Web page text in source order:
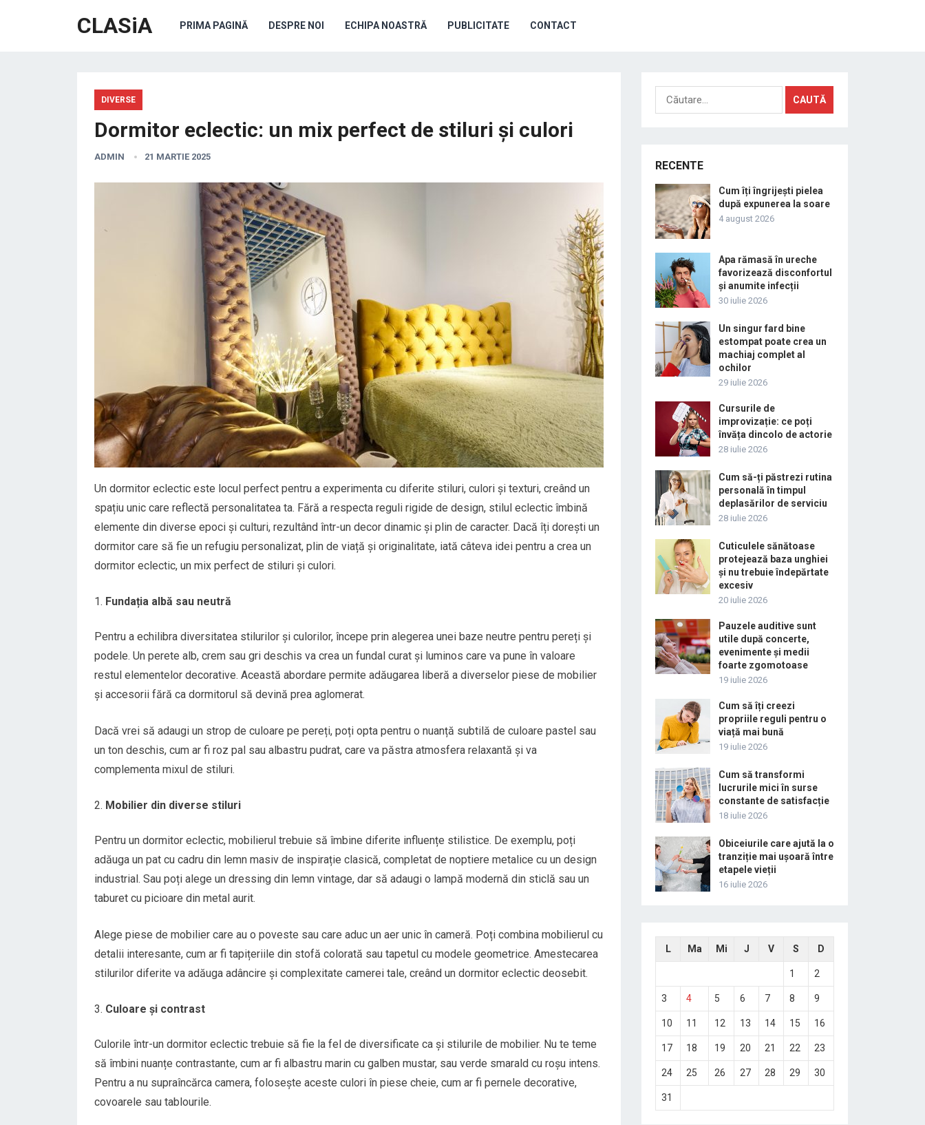
CLASiA PRIMA PAGINĂ DESPRE NOI ECHIPA NOASTRĂ PUBLICITATE CONTACT
DIVERSE
Dormitor eclectic: un mix perfect de stiluri și culori
ADMIN 21 MARTIE 2025
Un dormitor eclectic este locul perfect pentru a experimenta cu diferite stiluri, culori și texturi, creând un
spațiu unic care reflectă personalitatea ta. Fără a respecta reguli rigide de design, stilul eclectic îmbină
elemente din diverse epoci și culturi, rezultând într-un decor dinamic și plin de caracter. Dacă îți dorești un
dormitor care să fie un refugiu personalizat, plin de viață și originalitate, iată câteva idei pentru a crea un
dormitor eclectic, un mix perfect de stiluri și culori.
Fundația albă sau neutră
Pentru a echilibra diversitatea stilurilor și culorilor, începe prin alegerea unei baze neutre pentru pereți și
podele. Un perete alb, crem sau gri deschis va crea un fundal curat și luminos care va pune în valoare
restul elementelor decorative. Această abordare permite adăugarea liberă a diverselor piese de mobilier
și accesorii fără ca dormitorul să devină prea aglomerat.
Dacă vrei să adaugi un strop de culoare pe pereți, poți opta pentru o nuanță subtilă de culoare pastel sau
un ton deschis, cum ar fi roz pal sau albastru pudrat, care va păstra atmosfera relaxantă și va
complementa mixul de stiluri.
Mobilier din diverse stiluri
Pentru un dormitor eclectic, mobilierul trebuie să îmbine diferite influențe stilistice. De exemplu, poți
adăuga un pat cu cadru din lemn masiv de inspirație clasică, completat de noptiere metalice cu un design
industrial. Sau poți alege un dressing din lemn vintage, dar să adaugi o lampă modernă din sticlă sau un
taburet cu picioare din metal aurit.
Alege piese de mobilier care au o poveste sau care aduc un aer unic în cameră. Poți combina mobilierul cu
detalii interesante, cum ar fi tapițeriile din stofă colorată sau tapetul cu modele geometrice. Amestecarea
stilurilor diferite va adăuga adâncire și complexitate camerei tale, creând un dormitor eclectic deosebit.
Culoare și contrast
Culorile într-un dormitor eclectic trebuie să fie la fel de diversificate ca și stilurile de mobilier. Nu te teme
să îmbini nuanțe contrastante, cum ar fi albastru marin cu galben mustar, sau verde smarald cu roșu intens.
Pentru a nu supraîncărca camera, folosește aceste culori în piese cheie, cum ar fi pernele decorative,
covoarele sau tablourile.
Caută
după:
RECENTE
Cum îți îngrijești pielea
după expunerea la soare
4 august 2026
Apa rămasă în ureche
favorizează disconfortul
și anumite infecții
30 iulie 2026
Un singur fard bine
estompat poate crea un
machiaj complet al
ochilor
29 iulie 2026
Cursurile de
improvizație: ce poți
învăța dincolo de actorie
28 iulie 2026
Cum să-ți păstrezi rutina
personală în timpul
deplasărilor de serviciu
28 iulie 2026
Cuticulele sănătoase
protejează baza unghiei
și nu trebuie îndepărtate
excesiv
20 iulie 2026
Pauzele auditive sunt
utile după concerte,
evenimente și medii
foarte zgomotoase
19 iulie 2026
Cum să îți creezi
propriile reguli pentru o
viață mai bună
19 iulie 2026
Cum să transformi
lucrurile mici în surse
constante de satisfacție
18 iulie 2026
Obiceiurile care ajută la o
tranziție mai ușoară între
etapele vieții
16 iulie 2026
L Ma Mi J V S D
1 2
3 4 5 6 7 8 9
10 11 12 13 14 15 16
17 18 19 20 21 22 23
24 25 26 27 28 29 30
31